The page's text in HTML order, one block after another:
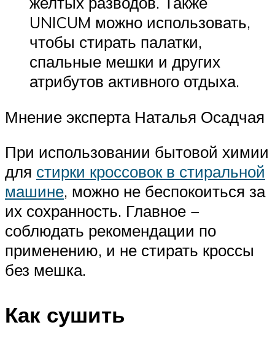
UNICUM можно использовать,
чтобы стирать палатки,
спальные мешки и других
атрибутов активного отдыха.
Мнение эксперта Наталья Осадчая
При использовании бытовой химии
для стирки кроссовок в стиральной
машине, можно не беспокоиться за
их сохранность. Главное −
соблюдать рекомендации по
применению, и не стирать кроссы
без мешка.
Как сушить